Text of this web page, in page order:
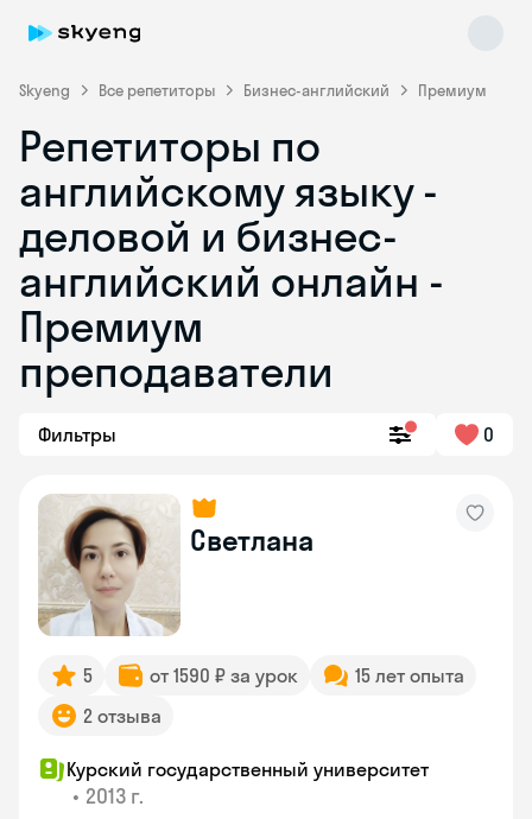
Skyeng Все репетиторы Бизнес-английский Премиум
Репетиторы по
английскому языку -
деловой и бизнес-
английский онлайн -
Премиум
преподаватели
Фильтры 0
Светлана
5 от 1590 ₽ за урок
15 лет опыта
2 отзыва
Курский государственный университет
• 2013 г.
online